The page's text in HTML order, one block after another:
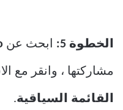
الخطوة 5: ابحث عن
مشاركتها ، وانقر مع
القائمة السياقية.